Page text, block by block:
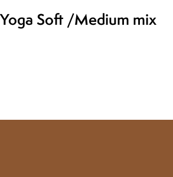
Yoga Soft /Medium mix